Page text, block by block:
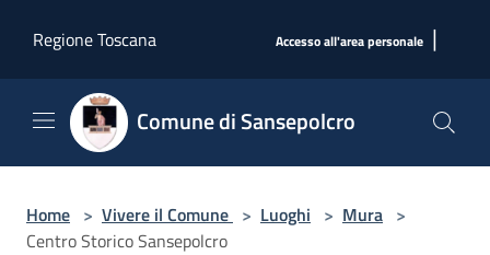
Regione Toscana
Accesso all'area personale |
Comune di Sansepolcro
Home > Vivere il Comune > Luoghi > Mura >
Centro Storico Sansepolcro